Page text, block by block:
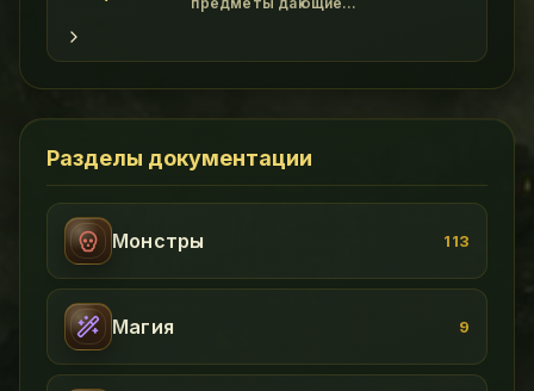
Свойства Прочность Где достать !
Power Magic Resistance +5 br
Разделы документации
Монстры 113
Магия 9